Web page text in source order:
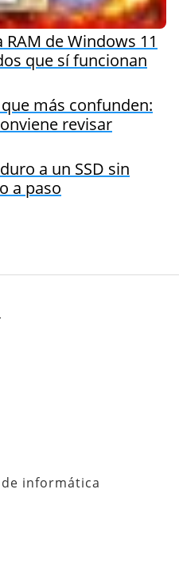
de Windows 11
que sí funcionan
más confunden:
revisar
a un SSD sin
a paso
informática